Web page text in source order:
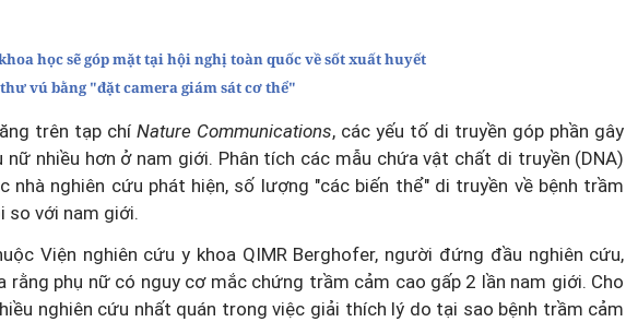
học sẽ góp mặt tại hội nghị toàn quốc về sốt xuất huyết
vú bằng "đặt camera giám sát cơ thể"
trên tạp chíNature Communications, các yếu tố di truyền góp phần gây
nhiều hơn ở nam giới. Phân tích các mẫu chứa vật chất di truyền (DNA)
nhà nghiên cứu phát hiện, số lượng "các biến thể" di truyền về bệnh trầm
so với nam giới.
Viện nghiên cứu y khoa QIMR Berghofer, người đứng đầu nghiên cứu,
rằng phụ nữ có nguy cơ mắc chứng trầm cảm cao gấp 2 lần nam giới. Cho
nghiên cứu nhất quán trong việc giải thích lý do tại sao bệnh trầm cảm